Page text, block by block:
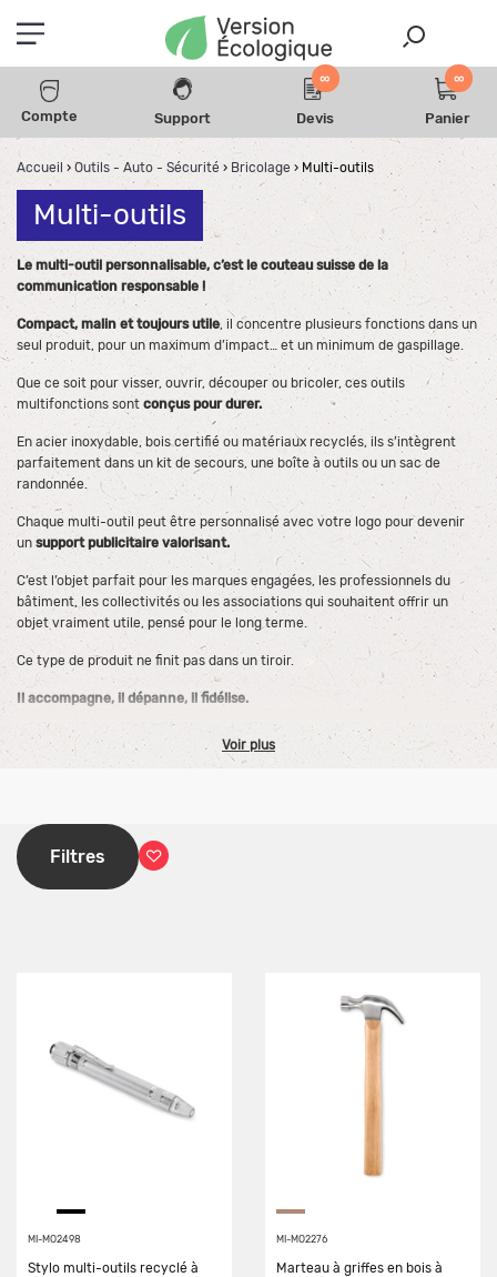
Compte Support
∞
Devis
∞
Panier
Accueil › Outils - Auto - Sécurité › Bricolage › Multi-outils
Multi-outils
Le multi-outil personnalisable, c’est le couteau suisse de la
communication responsable !
Compact, malin et toujours utile, il concentre plusieurs fonctions dans un
seul produit, pour un maximum d’impact… et un minimum de gaspillage.
Que ce soit pour visser, ouvrir, découper ou bricoler, ces outils
multifonctions sont conçus pour durer.
En acier inoxydable, bois certifié ou matériaux recyclés, ils s’intègrent
parfaitement dans un kit de secours, une boîte à outils ou un sac de
randonnée.
Chaque multi-outil peut être personnalisé avec votre logo pour devenir
un support publicitaire valorisant.
C’est l’objet parfait pour les marques engagées, les professionnels du
bâtiment, les collectivités ou les associations qui souhaitent offrir un
objet vraiment utile, pensé pour le long terme.
Ce type de produit ne finit pas dans un tiroir.
Il accompagne, il dépanne, il fidélise.
Voir plus
Filtres
MI-MO2498
Stylo multi-outils recyclé à
MI-MO2276
Marteau à griffes en bois à